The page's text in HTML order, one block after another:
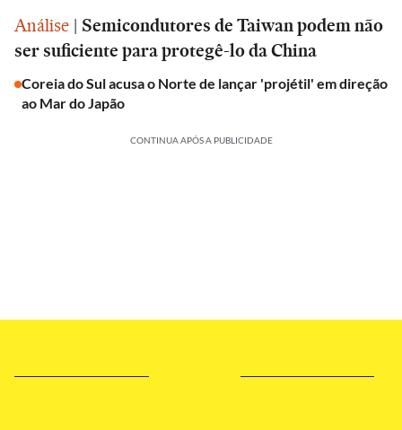
Análise | Semicondutores de Taiwan podem não
ser suficiente para protegê-lo da China
Coreia do Sul acusa o Norte de lançar 'projétil' em direção
ao Mar do Japão
CONTINUA APÓS A PUBLICIDADE